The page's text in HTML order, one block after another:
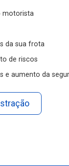
da sua frota
de riscos
e aumento da